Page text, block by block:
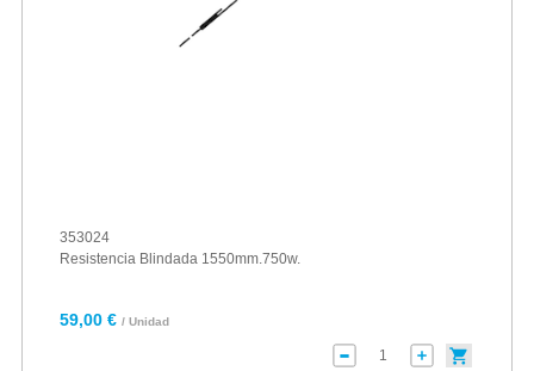
353024
Resistencia Blindada 1550mm.750w.
59,00 € / Unidad